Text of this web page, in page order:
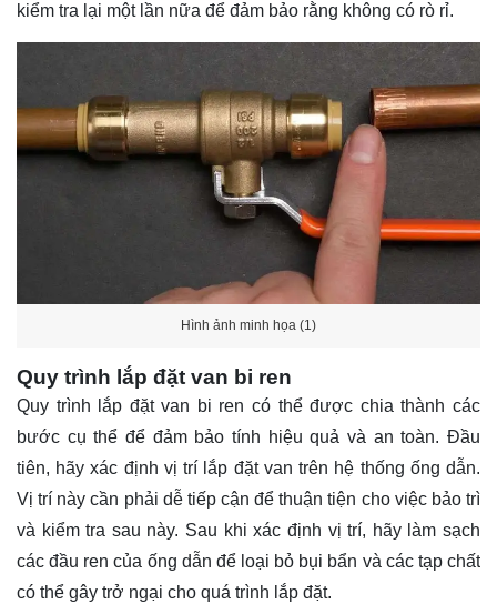
kiểm tra lại một lần nữa để đảm bảo rằng không có rò rỉ.
Hình ảnh minh họa (1)
Quy trình lắp đặt van bi ren
Quy trình lắp đặt van bi ren có thể được chia thành các
bước cụ thể để đảm bảo tính hiệu quả và an toàn. Đầu
tiên, hãy xác định vị trí lắp đặt van trên hệ thống ống dẫn.
Vị trí này cần phải dễ tiếp cận để thuận tiện cho việc bảo trì
và kiểm tra sau này. Sau khi xác định vị trí, hãy làm sạch
các đầu ren của ống dẫn để loại bỏ bụi bẩn và các tạp chất
có thể gây trở ngại cho quá trình lắp đặt.